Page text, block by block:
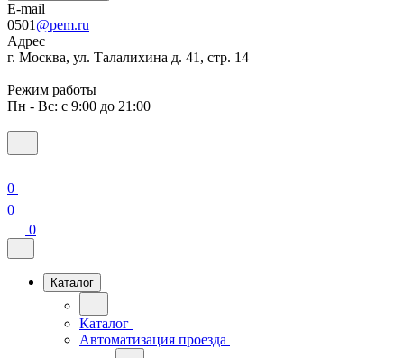
E-mail
0501 @pem.ru
Адрес
г. Москва, ул. Талалихина д. 41, стр. 14
Режим работы
Пн - Вс: с 9:00 до 21:00
0
0
0
Каталог
Каталог
Автоматизация проезда